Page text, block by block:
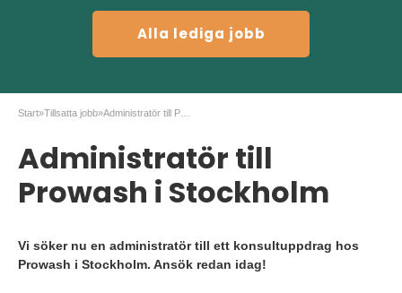
Alla lediga jobb
Start»Tillsatta jobb»
Administratör till
Prowash i Stockholm
Vi söker nu en administratör till ett konsultuppdrag hos
Prowash i Stockholm. Ansök redan idag!